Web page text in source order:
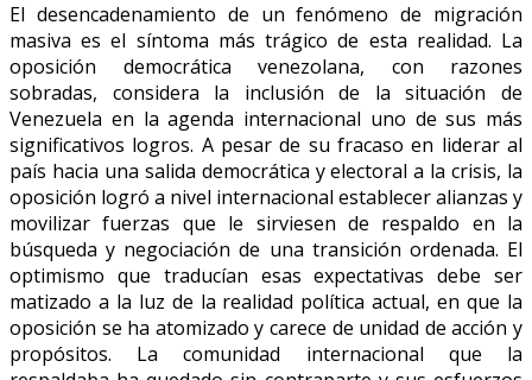
El desencadenamiento de un fenómeno de migración
masiva es el síntoma más trágico de esta realidad. La
oposición democrática venezolana, con razones
sobradas, considera la inclusión de la situación de
Venezuela en la agenda internacional uno de sus más
significativos logros. A pesar de su fracaso en liderar al
país hacia una salida democrática y electoral a la crisis, la
oposición logró a nivel internacional establecer alianzas y
movilizar fuerzas que le sirviesen de respaldo en la
búsqueda y negociación de una transición ordenada. El
optimismo que traducían esas expectativas debe ser
matizado a la luz de la realidad política actual, en que la
oposición se ha atomizado y carece de unidad de acción y
propósitos. La comunidad internacional que la